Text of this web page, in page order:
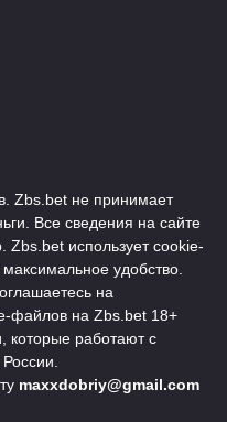
Zbs.bet не принимает
Все сведения на сайте
использует cookie-
удобство.
на
файлов на Zbs.bet 18+
которые работают с
maxxdobriy@gmail.com